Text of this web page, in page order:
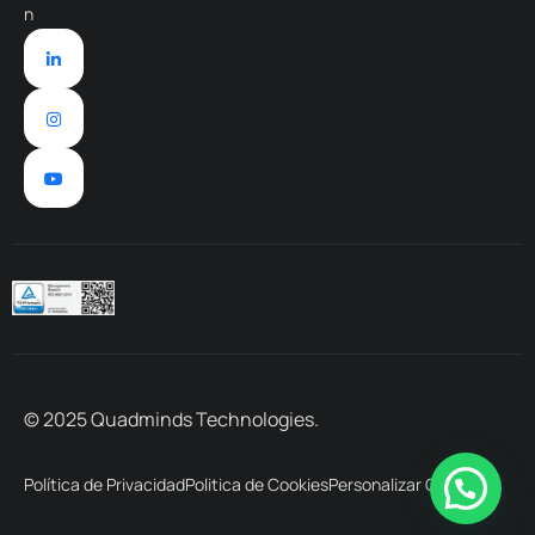
n
© 2025 Quadminds Technologies.
Política de PrivacidadPolitica de CookiesPersonalizar Cookies